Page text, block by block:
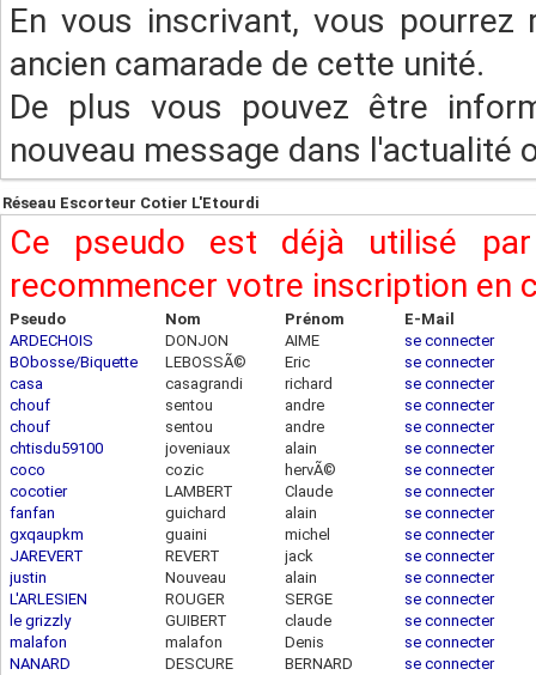
En vous inscrivant, vous
ancien camarade de cette unité.
De plus vous pouvez être
nouveau message dans l'actualité
Réseau Escorteur Cotier L'Etourdi
Ce pseudo est déjà utilisé
recommencer votre inscription en
Pseudo Nom Prénom
E-Mail
ARDECHOIS
DONJON AIME
se connecter
BObosse/Biquette
LEBOSSÃ© Eric
se connecter
casa
casagrandi richard
se connecter
chouf
sentou andre
se connecter
chouf
sentou andre
se connecter
chtisdu59100
joveniaux alain
se connecter
coco
cozic hervÃ©
se connecter
cocotier
LAMBERT Claude
se connecter
fanfan
guichard alain
se connecter
gxqaupkm
guaini michel
se connecter
JAREVERT
REVERT jack
se connecter
justin
Nouveau alain
se connecter
L'ARLESIEN
ROUGER SERGE
se connecter
le grizzly
GUIBERT claude
se connecter
malafon
malafon Denis
se connecter
NANARD
DESCURE BERNARD
se connecter